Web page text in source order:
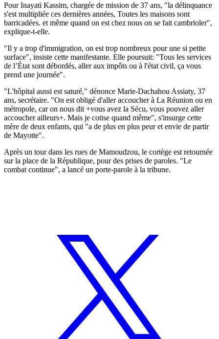
Pour Inayati Kassim, chargée de mission de 37 ans, "la délinquance
s'est multipliée ces dernières années, Toutes les maisons sont
barricadées. et même quand on est chez nous on se fait cambrioler",
explique-t-elle.
"Il y a trop d'immigration, on est trop nombreux pour une si petite
surface", insiste cette manifestante. Elle poursuit: "Tous les services
de l’État sont débordés, aller aux impôts ou à l'état civil, ça vous
prend une journée".
"L'hôpital aussi est saturé," dénonce Marie-Dachahou Assiaty, 37
ans, secrétaire. "On est obligé d'aller accoucher à La Réunion ou en
métropole, car on nous dit +vous avez la Sécu, vous pouvez aller
accoucher ailleurs+. Mais je cotise quand même", s'insurge cette
mère de deux enfants, qui "a de plus en plus peur et envie de partir
de Mayotte".
Après un tour dans les rues de Mamoudzou, le cortège est retournée
sur la place de la République, pour des prises de paroles. "Le
combat continue", a lancé un porte-parole à la tribune.